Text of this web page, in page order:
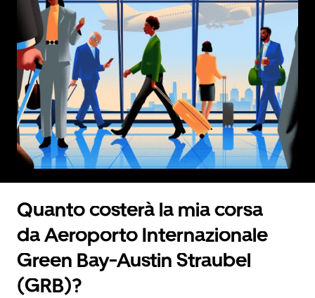
Quanto costerà la mia corsa
da Aeroporto Internazionale
Green Bay-Austin Straubel
(GRB)?